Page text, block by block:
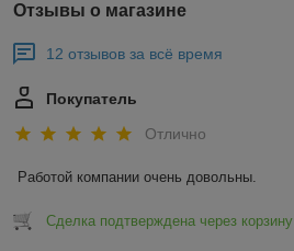
Отзывы о магазине
12 отзывов за всё время
Покупатель
Отлично
Работой компании очень довольны.
Сделка подтверждена через корзину